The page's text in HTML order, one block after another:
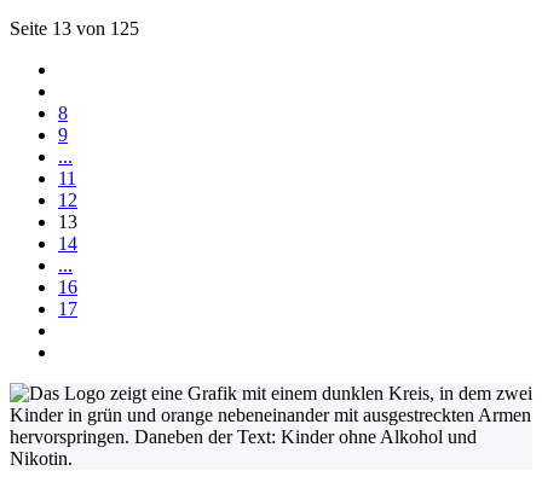
Seite 13 von 125
8
9
...
11
12
13
14
...
16
17